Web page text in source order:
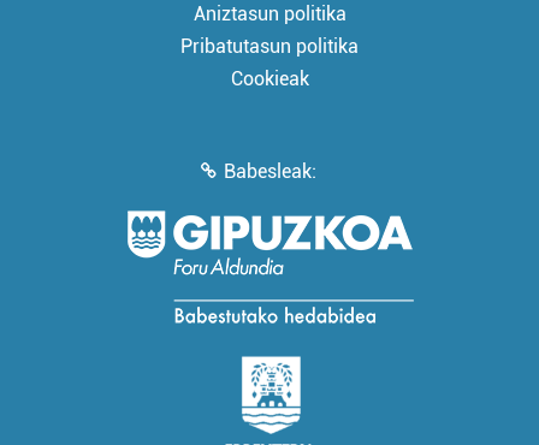
Aniztasun politika
Pribatutasun politika
Cookieak
Babesleak: